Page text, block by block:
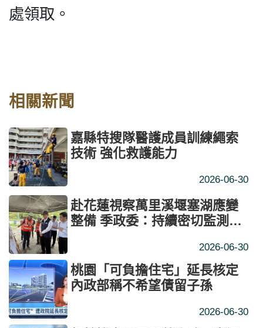
處領取。
相關新聞
嘉縣特搜隊醫護成員訓練繩索
技術 強化救護能力
2026-06-30
赴花蓮視察萬里溪堰塞湖應變
整備 季政委：持續密切監測堰
2026-06-30
桃園「可負擔住宅」延長核定
內政部稱不希望債留子孫
2026-06-30